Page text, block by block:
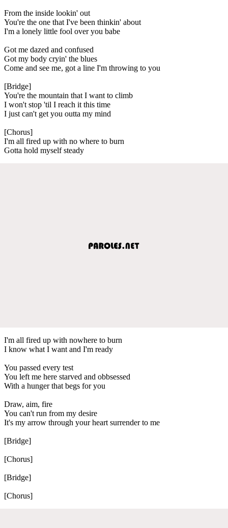
From the inside lookin' out
You're the one that I've been thinkin' about
I'm a lonely little fool over you babe
Got me dazed and confused
Got my body cryin' the blues
Come and see me, got a line I'm throwing to you
[Bridge]
You're the mountain that I want to climb
I won't stop 'til I reach it this time
I just can't get you outta my mind
[Chorus]
I'm all fired up with no where to burn
Gotta hold myself steady
I'm all fired up with nowhere to burn
I know what I want and I'm ready
You passed every test
You left me here starved and obbsessed
With a hunger that begs for you
Draw, aim, fire
You can't run from my desire
It's my arrow through your heart surrender to me
[Bridge]
[Chorus]
[Bridge]
[Chorus]